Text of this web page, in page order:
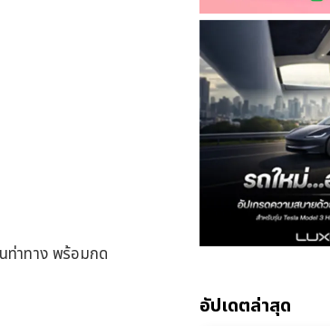
ท่าทาง พร้อมกด
อัปเดตล่าสุด